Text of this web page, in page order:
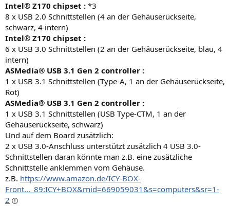
Intel® Z170 chipset : *3
8 x USB 2.0 Schnittstellen (4 an der Gehäuserückseite,
schwarz, 4 intern)
Intel® Z170 chipset :
6 x USB 3.0 Schnittstellen (2 an der Gehäuserückseite, blau, 4
intern)
ASMedia® USB 3.1 Gen 2 controller :
1 x USB 3.1 Schnittstellen (Type-A, 1 an der Gehäuserückseite,
Rot)
ASMedia® USB 3.1 Gen 2 controller :
1 x USB 3.1 Schnittstellen (USB Type-CTM, 1 an der
Gehäuserückseite, schwarz)
Und auf dem Board zusätzlich:
2 x USB 3.0-Anschluss unterstützt zusätzlich 4 USB 3.0-
Schnittstellen daran könnte man z.B. eine zusätzliche
Schnittstelle anklemmen vom Gehäuse.
z.B. https://www.amazon.de/ICY-BOX-
Front..._89:ICY+BOX&rnid=669059031&s=computers&sr=1-
2